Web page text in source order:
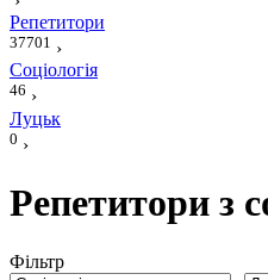
Репетитори
37701 ›
Соціологія
46 ›
Луцьк
0 ›
Репетитори з
Фiльтр